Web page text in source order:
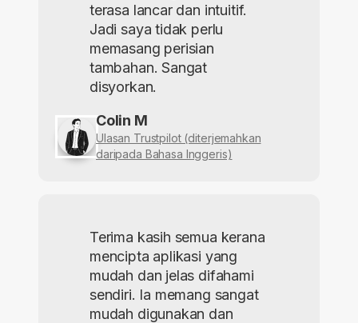
terasa lancar dan intuitif.
Jadi saya tidak perlu
memasang perisian
tambahan. Sangat
disyorkan.
Colin M
Ulasan Trustpilot (diterjemahkan
daripada Bahasa Inggeris)
Terima kasih semua kerana
mencipta aplikasi yang
mudah dan jelas difahami
sendiri. Ia memang sangat
mudah digunakan dan